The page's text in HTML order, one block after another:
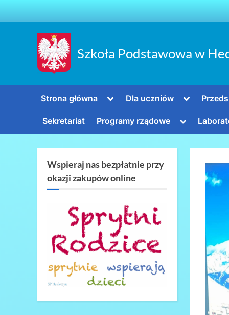
to
Szkoła Podstawowa w
Strona główna
ToggleDla uczniów
Toggle
Sekretariat Programy rządowe
Toggle
menu
Wspieraj nas bezpłatnie przy
okazji zakupów online